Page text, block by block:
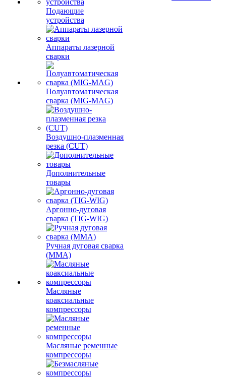
Подающие
устройства
Аппараты лазерной
сварки
Полуавтоматическая
сварка (MIG-MAG)
Воздушно-плазменная
резка (CUT)
Дополнительные
товары
Аргонно-дуговая
сварка (TIG-WIG)
Ручная дуговая сварка
(MMA)
Масляные
коаксиальные
компрессоры
Масляные ременные
компрессоры